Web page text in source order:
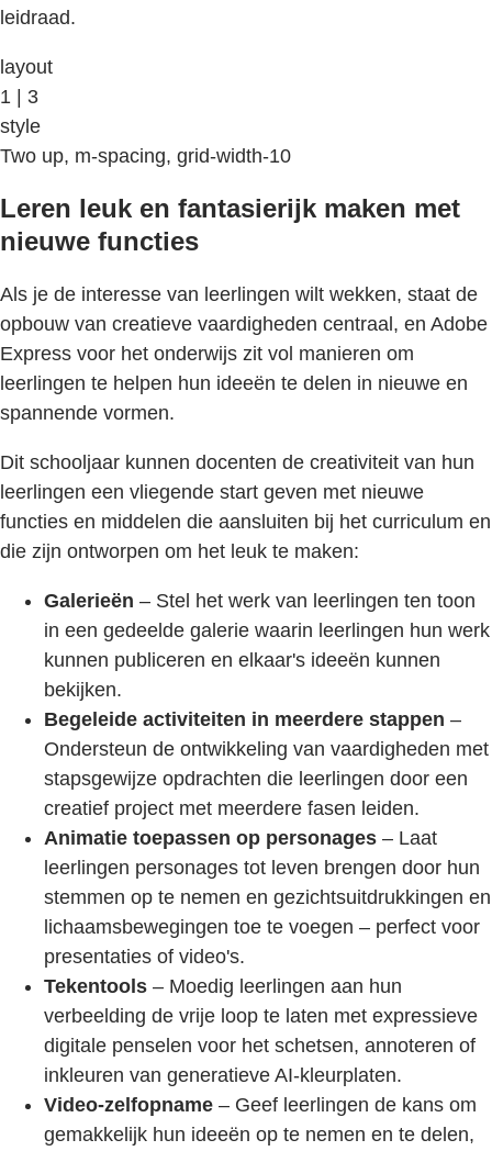
leidraad.
layout
1 | 3
style
Two up, m-spacing, grid-width-10
Leren leuk en fantasierijk maken met
nieuwe functies
Als je de interesse van leerlingen wilt wekken, staat de
opbouw van creatieve vaardigheden centraal, en Adobe
Express voor het onderwijs zit vol manieren om
leerlingen te helpen hun ideeën te delen in nieuwe en
spannende vormen.
Dit schooljaar kunnen docenten de creativiteit van hun
leerlingen een vliegende start geven met nieuwe
functies en middelen die aansluiten bij het curriculum en
die zijn ontworpen om het leuk te maken:
Galerieën – Stel het werk van leerlingen ten toon
in een gedeelde galerie waarin leerlingen hun werk
kunnen publiceren en elkaar's ideeën kunnen
bekijken.
Begeleide activiteiten in meerdere stappen –
Ondersteun de ontwikkeling van vaardigheden met
stapsgewijze opdrachten die leerlingen door een
creatief project met meerdere fasen leiden.
Animatie toepassen op personages – Laat
leerlingen personages tot leven brengen door hun
stemmen op te nemen en gezichtsuitdrukkingen en
lichaamsbewegingen toe te voegen – perfect voor
presentaties of video's.
Tekentools – Moedig leerlingen aan hun
verbeelding de vrije loop te laten met expressieve
digitale penselen voor het schetsen, annoteren of
inkleuren van generatieve AI-kleurplaten.
Video-zelfopname – Geef leerlingen de kans om
gemakkelijk hun ideeën op te nemen en te delen,